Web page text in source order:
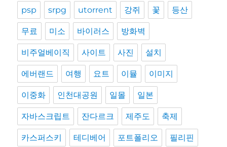
psp srpg utorrent 강쥐 꽃 등산
무료 미소 바이러스 방화벽
비주얼베이직 사이트 사진 설치
에버랜드 여행 요트 이뮬 이미지
이중화 인천대공원 일몰 일본
자바스크립트 잔다르크 제주도 축제
카스퍼스키 테디베어 포트폴리오 필리핀